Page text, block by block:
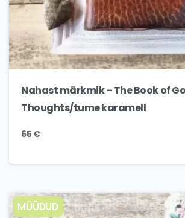
Nahast märkmik – The Book of
Thoughts/tume karamell
65 €
MÜÜDUD